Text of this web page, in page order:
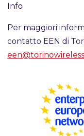
Info
Per maggiori
contatto EEN di